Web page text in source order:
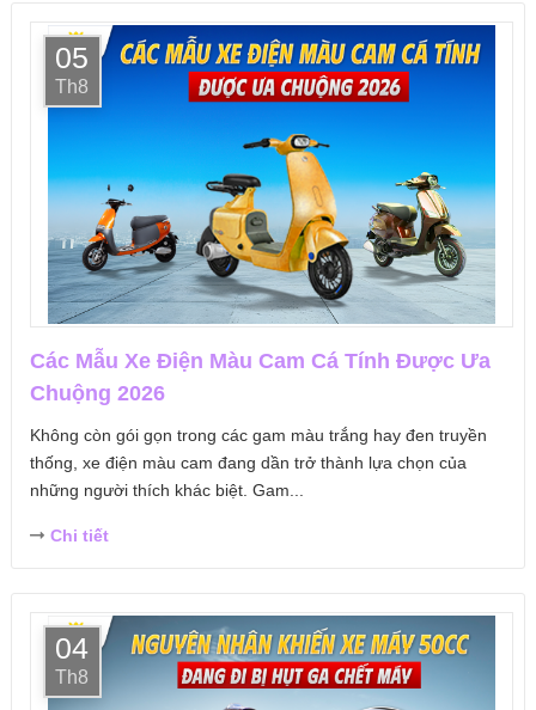
05
Th8
Các Mẫu Xe Điện Màu Cam Cá Tính Được Ưa
Chuộng 2026
Không còn gói gọn trong các gam màu trắng hay đen truyền
thống, xe điện màu cam đang dần trở thành lựa chọn của
những người thích khác biệt. Gam...
Chi tiết
04
Th8